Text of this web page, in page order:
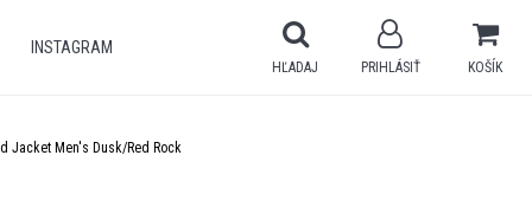
INSTAGRAM
KOŠÍK
PRIHLÁSIŤ
HĽADAJ
Jacket Men's Dusk/Red Rock